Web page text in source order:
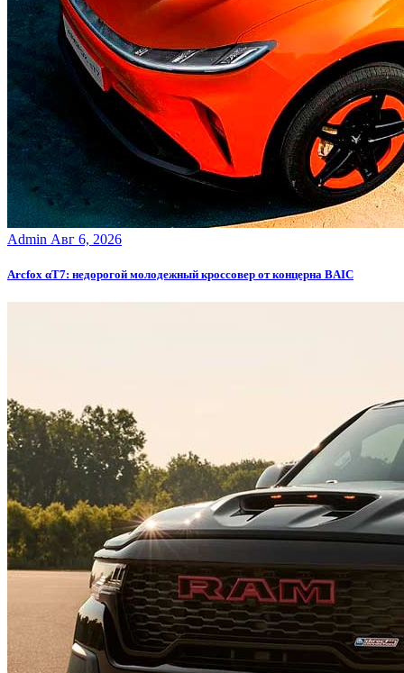
Admin Авг 6, 2026
Arcfox αT7: недорогой молодежный кроссовер от концерна BAIC